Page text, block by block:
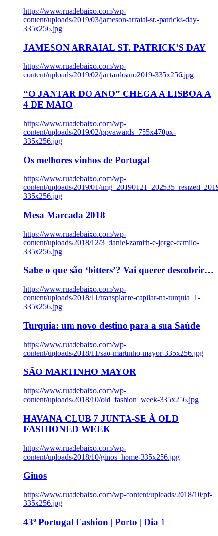
https://www.ruadebaixo.com/wp-
content/uploads/2019/03/jameson-arraial-st.-patricks-day-
335x256.jpg
JAMESON ARRAIAL ST. PATRICK’S DAY
https://www.ruadebaixo.com/wp-
content/uploads/2019/02/jantardoano2019-335x256.jpg
“O JANTAR DO ANO” CHEGA A LISBOA A
4 DE MAIO
https://www.ruadebaixo.com/wp-
content/uploads/2019/02/ppvawards_755x470px-
335x256.jpg
Os melhores vinhos de Portugal
https://www.ruadebaixo.com/wp-
content/uploads/2019/01/
335x256.jpg
Mesa Marcada 2018
https://www.ruadebaixo.com/wp-
content/uploads/2018/12/3_daniel-zamith-e-jorge-camilo-
335x256.jpg
Sabe o que são ‘bitters’? Vai querer descobrir…
https://www.ruadebaixo.com/wp-
content/uploads/2018/11/transplante-capilar-na-turquia_1-
335x256.jpg
Turquia: um novo destino para a sua Saúde
https://www.ruadebaixo.com/wp-
content/uploads/2018/11/sao-martinho-mayor-335x256.jpg
SÃO MARTINHO MAYOR
https://www.ruadebaixo.com/wp-
content/uploads/2018/10/old_fashion_week-335x256.jpg
HAVANA CLUB 7 JUNTA-SE À OLD
FASHIONED WEEK
https://www.ruadebaixo.com/wp-
content/uploads/2018/10/ginos_home-335x256.jpg
Ginos
https://www.ruadebaixo.com/wp-content/uploads/2018/10/pf-
335x256.jpg
43º Portugal Fashion | Porto | Dia 1